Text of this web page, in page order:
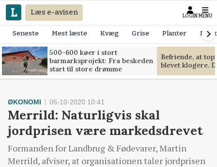
Læs e-avisen LOGIN MENU
Seneste Mest læste Kvæg Grise Planter
500-600 køer i stort
barmarksprojekt: Fra beskeden
start til store drømme
Befriende, at
blevet klogere.
ØKONOMI 05-10-2020 10:41
Merrild: Naturligvis skal
jordprisen være markedsdrevet
Formanden for Landbrug & Fødevarer, Martin
Merrild, afviser, at organisationen taler jordprisen